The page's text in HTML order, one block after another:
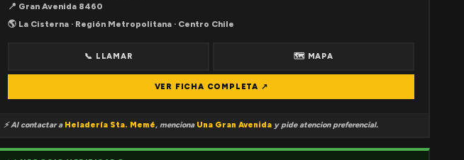
📍 Gran Avenida 8460
🌎 La Cisterna · Región Metropolitana · Centro Chile
📞 LLAMAR 🗺 MAPA
VER FICHA COMPLETA ↗
⚡ Al contactar a Heladería Sta. Memé, menciona Una Gran Avenida y pide atencion preferencial.